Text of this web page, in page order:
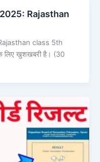
​Rajasthan
class 5th
के​ लिए खुशखबरी है। (30